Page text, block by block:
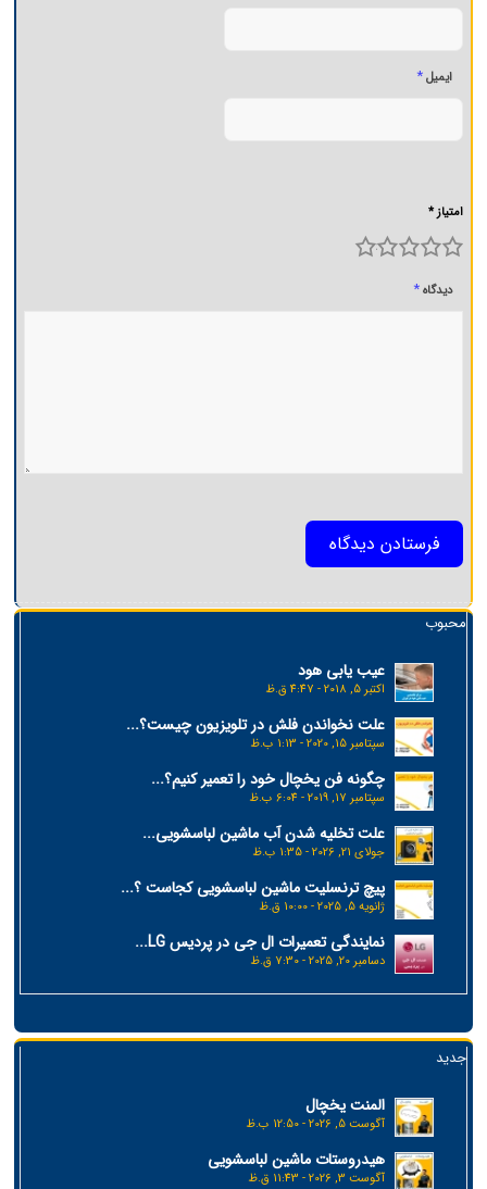
ایمیل*
امتیاز *
4 3 2 1
دیدگاه*
محبوب
عیب یابی هود
اکتبر 5, 2018 - 4:47 ق.ظ
علت نخواندن فلش در تلویزیون چیست؟...
سپتامبر 15, 2020 - 1:13 ب.ظ
چگونه فن یخچال خود را تعمیر کنیم؟...
سپتامبر 17, 2019 - 6:04 ب.ظ
علت تخلیه شدن آب ماشین لباسشویی...
جولای 21, 2026 - 1:35 ب.ظ
پیچ ترنسلیت ماشین لباسشویی کجاست ؟...
ژانویه 5, 2025 - 10:00 ق.ظ
نمایندگی تعمیرات ال جی در پردیس LG...
دسامبر 20, 2025 - 7:30 ق.ظ
جدید
المنت یخچال
آگوست 5, 2026 - 12:50 ب.ظ
هیدروستات ماشین لباسشویی
آگوست 3, 2026 - 11:43 ق.ظ